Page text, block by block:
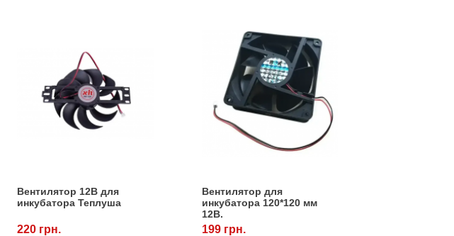
Вентилятор 12В для
инкубатора Теплуша
220 грн.
Вентилятор для
инкубатора 120*120 мм
12В.
199 грн.